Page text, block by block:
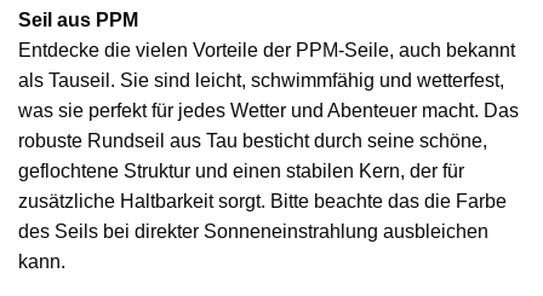
Seil aus PPM
Entdecke die vielen Vorteile der PPM-Seile, auch bekannt
als Tauseil. Sie sind leicht, schwimmfähig und wetterfest,
was sie perfekt für jedes Wetter und Abenteuer macht. Das
robuste Rundseil aus Tau besticht durch seine schöne,
geflochtene Struktur und einen stabilen Kern, der für
zusätzliche Haltbarkeit sorgt. Bitte beachte das die Farbe
des Seils bei direkter Sonneneinstrahlung ausbleichen
kann.